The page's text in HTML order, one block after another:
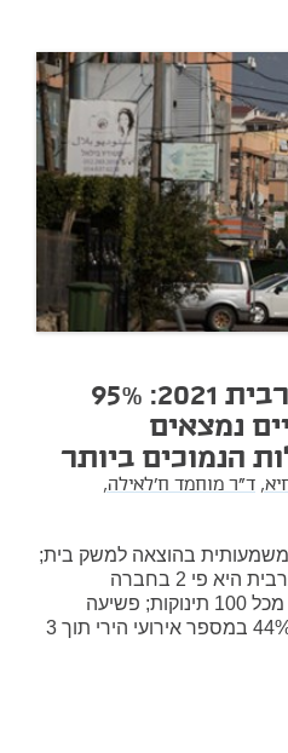
שנתון החברה הערבית 2021: 95%
נמצאים
הנמוכים ביותר
ד"ר מוחמד ח'לאילה,
בהוצאה למשק בית;
תמותת תינוקות בחברה הערבית היא פי 2 בחברה
היהודית, ובנגב מטפס לכ-1 מכל 100 תינוקות; פשיעה
בחברה הערבית: גידול של 44% במספר אירועי הירי תוך 3